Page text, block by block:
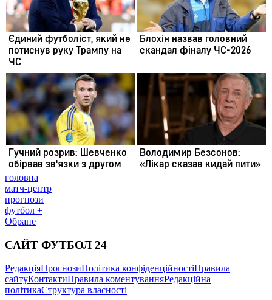
головна
матч-центр
прогнози
футбол +
Обране
САЙТ ФУТБОЛ 24
РедакціяПрогнозиПолітика конфіденційностіПравила
сайтуКонтактиПравила коментуванняРедакційна
політикаСтруктура власності